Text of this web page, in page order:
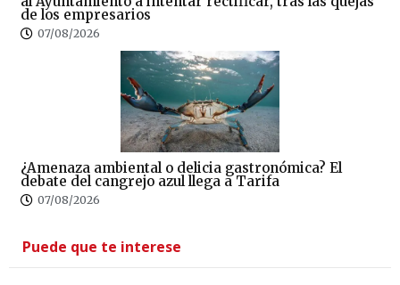
de los empresarios
07/08/2026
¿Amenaza ambiental o delicia gastronómica? El
debate del cangrejo azul llega a Tarifa
07/08/2026
Puede que te interese